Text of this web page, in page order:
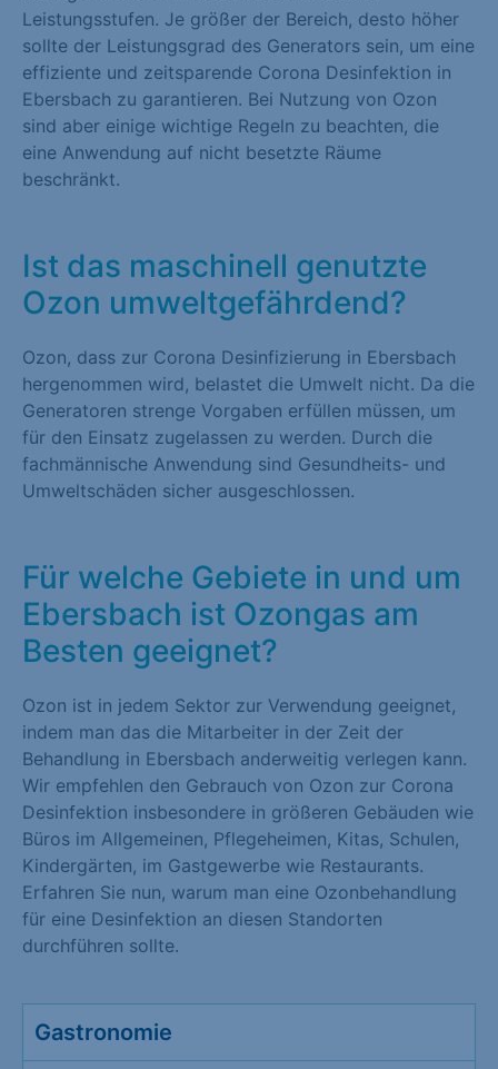
Leistungsstufen. Je größer der Bereich, desto höher
sollte der Leistungsgrad des Generators sein, um eine
effiziente und zeitsparende Corona Desinfektion in
Ebersbach zu garantieren. Bei Nutzung von Ozon
sind aber einige wichtige Regeln zu beachten, die
eine Anwendung auf nicht besetzte Räume
beschränkt.
Ist das maschinell genutzte
Ozon umweltgefährdend?
Ozon, dass zur Corona Desinfizierung in Ebersbach
hergenommen wird, belastet die Umwelt nicht. Da die
Generatoren strenge Vorgaben erfüllen müssen, um
für den Einsatz zugelassen zu werden. Durch die
fachmännische Anwendung sind Gesundheits- und
Umweltschäden sicher ausgeschlossen.
Für welche Gebiete in und um
Ebersbach ist Ozongas am
Besten geeignet?
Ozon ist in jedem Sektor zur Verwendung geeignet,
indem man das die Mitarbeiter in der Zeit der
Behandlung in Ebersbach anderweitig verlegen kann.
Wir empfehlen den Gebrauch von Ozon zur Corona
Desinfektion insbesondere in größeren Gebäuden wie
Büros im Allgemeinen, Pflegeheimen, Kitas, Schulen,
Kindergärten, im Gastgewerbe wie Restaurants.
Erfahren Sie nun, warum man eine Ozonbehandlung
für eine Desinfektion an diesen Standorten
durchführen sollte.
Gastronomie